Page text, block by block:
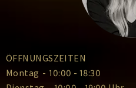
ÖFFNUNGSZEITEN
Montag - 10:00 - 18:30